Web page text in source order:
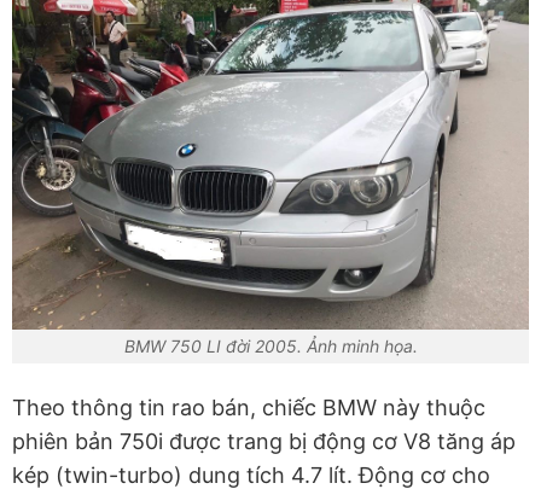
BMW 750 LI đời 2005. Ảnh minh họa.
Theo thông tin rao bán, chiếc BMW này thuộc
phiên bản 750i được trang bị động cơ V8 tăng áp
kép (twin-turbo) dung tích 4.7 lít. Động cơ cho